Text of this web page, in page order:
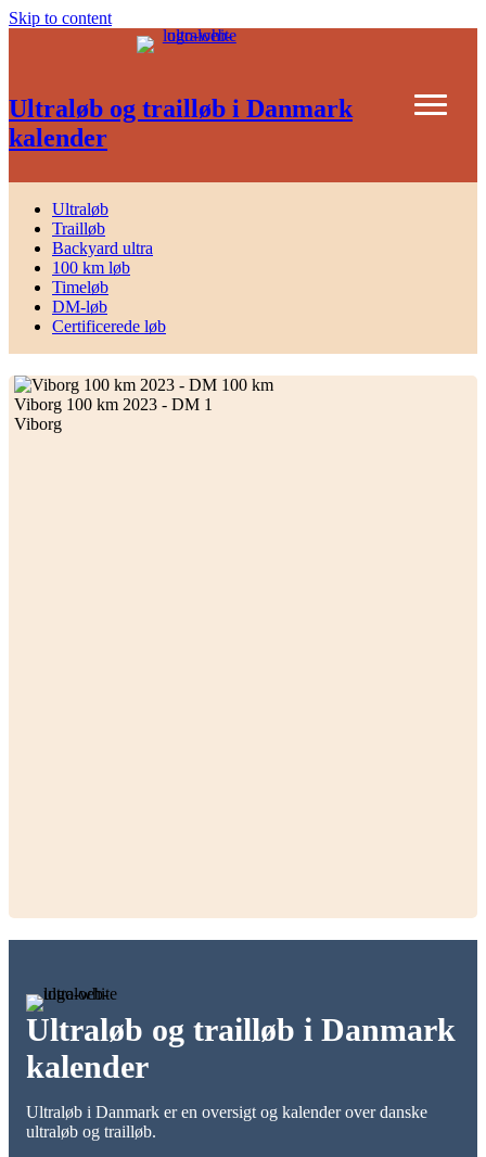
Skip to content
Ultraløb og trailløb i Danmark
kalender
Ultraløb
Trailløb
Backyard ultra
100 km løb
Timeløb
DM-løb
Certificerede løb
Viborg 100 km 2023 - DM 1
Viborg
Ultraløb og trailløb i Danmark
kalender
Ultraløb i Danmark er en oversigt og kalender over danske
ultraløb og trailløb.